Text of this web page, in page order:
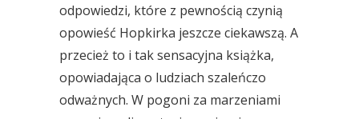
odpowiedzi, które z pewnością czynią
opowieść Hopkirka jeszcze ciekawszą. A
przecież to i tak sensacyjna książka,
opowiadająca o ludziach szaleńczo
odważnych. W pogoni za marzeniami